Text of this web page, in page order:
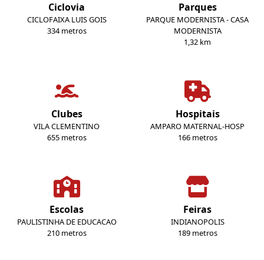
Ciclovia
CICLOFAIXA LUIS GOIS
334 metros
Parques
PARQUE MODERNISTA - CASA
MODERNISTA
1,32 km
Clubes
VILA CLEMENTINO
655 metros
Hospitais
AMPARO MATERNAL-HOSP
166 metros
Escolas
PAULISTINHA DE EDUCACAO
210 metros
Feiras
INDIANOPOLIS
189 metros